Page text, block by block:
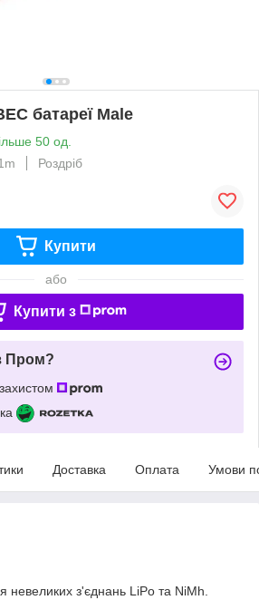
батареї Male
50 од.
Роздріб
Купити
або
Купити з
Пром?
Доставка Оплата Умови
невеликих з'єднань LiPo та NiMh.